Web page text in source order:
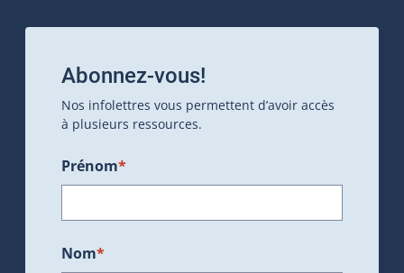
Abonnez-vous!
Nos infolettres vous permettent d’avoir accès
à plusieurs ressources.
Prénom*
Nom*